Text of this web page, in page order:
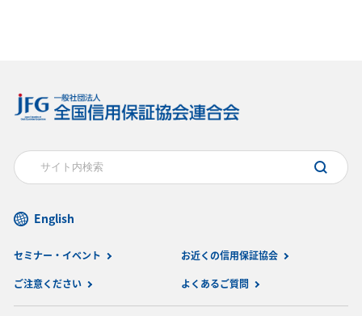
English
セミナー・イベント お近くの信用保証協会
ご注意ください よくあるご質問